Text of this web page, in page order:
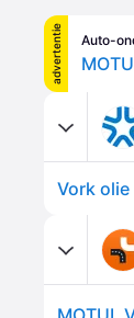
advertentie Auto-
Vork olie